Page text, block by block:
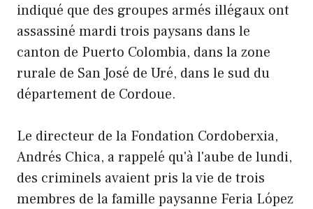
indiqué que des groupes armés illégaux ont
assassiné mardi trois paysans dans le
canton de Puerto Colombia, dans la zone
rurale de San José de Uré, dans le sud du
département de Cordoue.
Le directeur de la Fondation Cordoberxia,
Andrés Chica, a rappelé qu'à l'aube de lundi,
des criminels avaient pris la vie de trois
membres de la famille paysanne Feria López